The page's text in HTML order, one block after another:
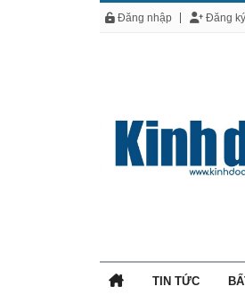
Đăng nhập Đăng ký
TIN TỨC